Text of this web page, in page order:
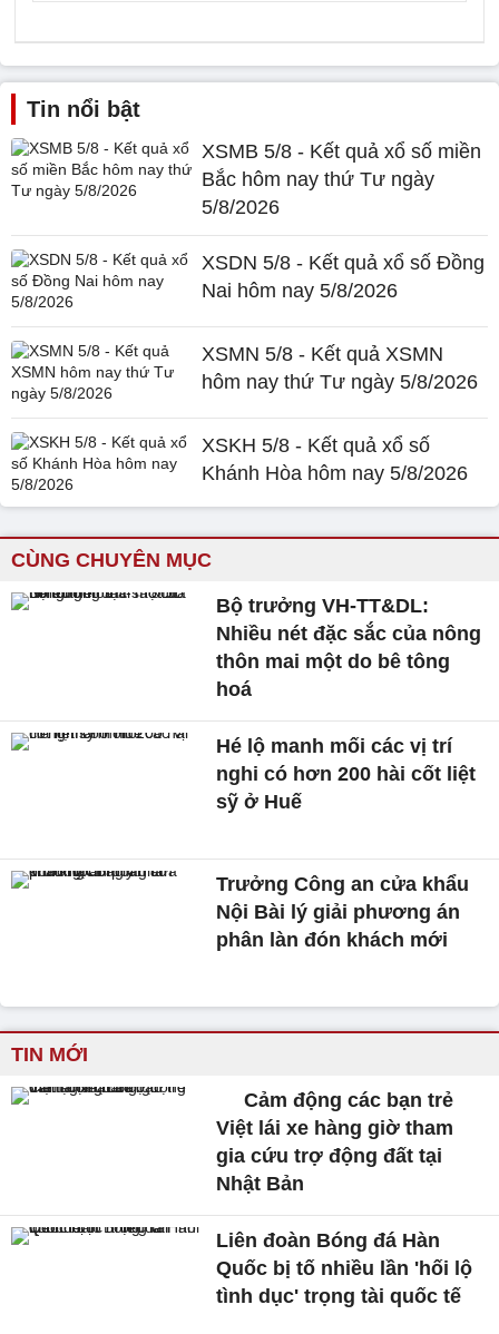
Tin nổi bật
XSMB 5/8 - Kết quả xổ số miền
Bắc hôm nay thứ Tư ngày
5/8/2026
XSDN 5/8 - Kết quả xổ số Đồng
Nai hôm nay 5/8/2026
XSMN 5/8 - Kết quả XSMN
hôm nay thứ Tư ngày 5/8/2026
XSKH 5/8 - Kết quả xổ số
Khánh Hòa hôm nay 5/8/2026
CÙNG CHUYÊN MỤC
Bộ trưởng VH-TT&DL:
Nhiều nét đặc sắc của nông
thôn mai một do bê tông
hoá
Hé lộ manh mối các vị trí
nghi có hơn 200 hài cốt liệt
sỹ ở Huế
Trưởng Công an cửa khẩu
Nội Bài lý giải phương án
phân làn đón khách mới
TIN MỚI
Cảm động các bạn trẻ
Việt lái xe hàng giờ tham
gia cứu trợ động đất tại
Nhật Bản
Liên đoàn Bóng đá Hàn
Quốc bị tố nhiều lần 'hối lộ
tình dục' trọng tài quốc tế